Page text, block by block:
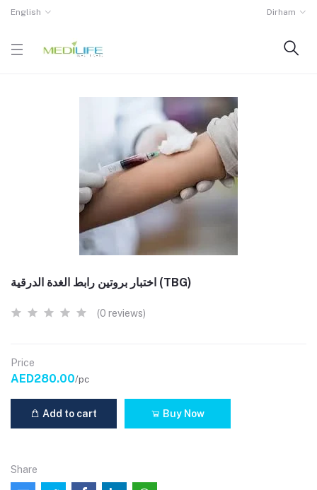
English Dirham
اختبار بروتين رابط الغدة الدرقية (TBG)
(0 reviews)
Price
AED280.00/pc
Add to cart Buy Now
Share